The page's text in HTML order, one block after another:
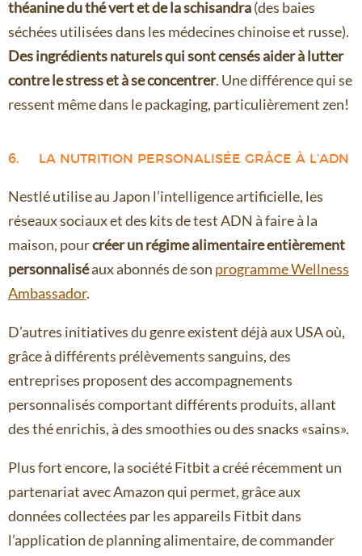
théanine du thé vert et de la schisandra(des baies
séchées utilisées dans les médecines chinoise et russe).
Des ingrédients naturels qui sont censés aider à lutter
contre le stress et à se concentrer. Une différence qui se
ressent même dans le packaging, particulièrement zen!
6. LA NUTRITION PERSONALISÉE GRÂCE À L’ADN
Nestlé utilise au Japon l’intelligence artificielle, les
réseaux sociaux et des kits de test ADN à faire à la
maison, pourcréer un régime alimentaire entièrement
personnaliséaux abonnés de son programme Wellness
Ambassador.
D’autres initiatives du genre existent déjà aux USA où,
grâce à différents prélèvements sanguins, des
entreprises proposent des accompagnements
personnalisés comportant différents produits, allant
des thé enrichis, à des smoothies ou des snacks «sains».
Plus fort encore, la société Fitbit a créé récemment un
partenariat avec Amazon qui permet, grâce aux
données collectées par les appareils Fitbit dans
l’application de planning alimentaire, de commander